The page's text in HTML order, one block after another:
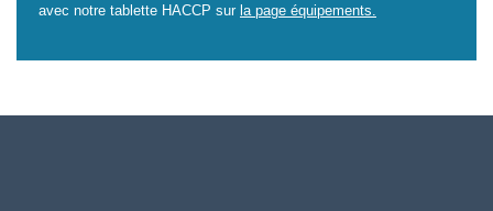
avec notre tablette HACCP sur la page équipements.